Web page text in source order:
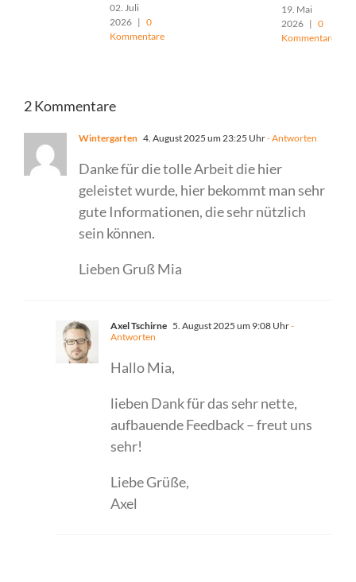
02. Juli
2026 | 0
Kommentare
19. Mai
2026 | 0
Kommentare
2 Kommentare
Wintergarten 4. August 2025 um 23:25 Uhr- Antworten
Danke für die tolle Arbeit die hier
geleistet wurde, hier bekommt man sehr
gute Informationen, die sehr nützlich
sein können.
Lieben Gruß Mia
Axel Tschirne 5. August 2025 um 9:08 Uhr-
Antworten
Hallo Mia,
lieben Dank für das sehr nette,
aufbauende Feedback – freut uns
sehr!
Liebe Grüße,
Axel